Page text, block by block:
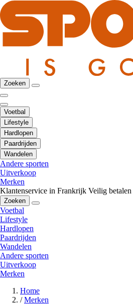
Zoeken
Voetbal
Lifestyle
Hardlopen
Paardrijden
Wandelen
Andere sporten
Uitverkoop
Merken
Klantenservice in Frankrijk Veilig betalen
Zoeken
Voetbal
Lifestyle
Hardlopen
Paardrijden
Wandelen
Andere sporten
Uitverkoop
Merken
Home
/ Merken